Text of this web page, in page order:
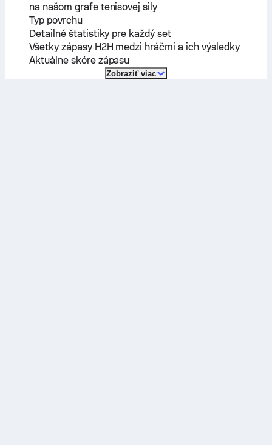
na našom grafe tenisovej sily
Typ povrchu
Detailné štatistiky pre každý set
Všetky zápasy H2H medzi hráčmi a ich výsledky
Aktuálne skóre zápasu
Zobraziť viac